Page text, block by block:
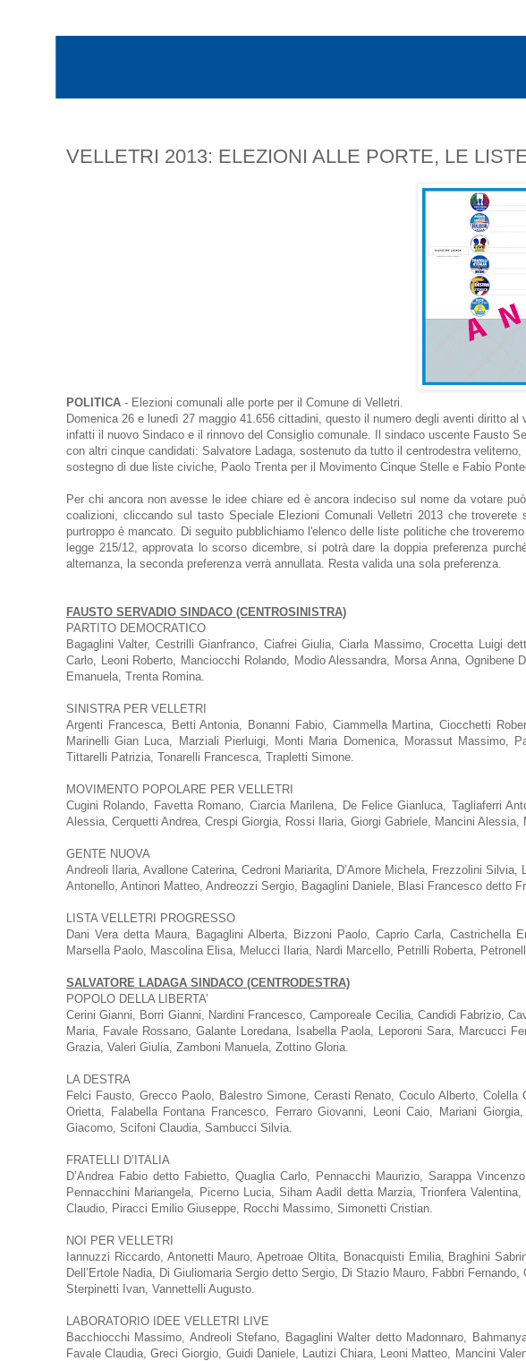
VELLETRI 2013: ELEZIONI ALLE PORTE, LE
POLITICA - Elezioni comunali alle porte per il Comune di Velletri.
Domenica 26 e lunedì 27 maggio 41.656 cittadini, questo il numero degli aventi diritto
infatti il nuovo Sindaco e il rinnovo del Consiglio comunale. Il sindaco uscente Fausto
con altri cinque candidati: Salvatore Ladaga, sostenuto da tutto il centrodestra
sostegno di due liste civiche, Paolo Trenta per il Movimento Cinque Stelle e Fabio
Per chi ancora non avesse le idee chiare ed è ancora indeciso sul nome da votare
coalizioni, cliccando sul tasto Speciale Elezioni Comunali Velletri 2013 che
purtroppo è mancato. Di seguito pubblichiamo l'elenco delle liste politiche che
legge 215/12, approvata lo scorso dicembre, si potrà dare la doppia preferenza
alternanza, la seconda preferenza verrà annullata. Resta valida una sola preferenza.
FAUSTO SERVADIO SINDACO (CENTROSINISTRA)
PARTITO DEMOCRATICO
Bagaglini Valter, Cestrilli Gianfranco, Ciafrei Giulia, Ciarla Massimo, Crocetta Luigi
Carlo, Leoni Roberto, Manciocchi Rolando, Modio Alessandra, Morsa Anna,
Emanuela, Trenta Romina.
SINISTRA PER VELLETRI
Argenti Francesca, Betti Antonia, Bonanni Fabio, Ciammella Martina, Ciocchetti
Marinelli Gian Luca, Marziali Pierluigi, Monti Maria Domenica, Morassut Massimo,
Tittarelli Patrizia, Tonarelli Francesca, Trapletti Simone.
MOVIMENTO POPOLARE PER VELLETRI
Cugini Rolando, Favetta Romano, Ciarcia Marilena, De Felice Gianluca, Tagliaferri
Alessia, Cerquetti Andrea, Crespi Giorgia, Rossi Ilaria, Giorgi Gabriele, Mancini Alessia,
GENTE NUOVA
Andreoli Ilaria, Avallone Caterina, Cedroni Mariarita, D’Amore Michela, Frezzolini
Antonello, Antinori Matteo, Andreozzi Sergio, Bagaglini Daniele, Blasi Francesco detto
LISTA VELLETRI PROGRESSO
Dani Vera detta Maura, Bagaglini Alberta, Bizzoni Paolo, Caprio Carla, Castrichella
Marsella Paolo, Mascolina Elisa, Melucci Ilaria, Nardi Marcello, Petrilli Roberta,
SALVATORE LADAGA SINDACO (CENTRODESTRA)
POPOLO DELLA LIBERTA’
Cerini Gianni, Borri Gianni, Nardini Francesco, Camporeale Cecilia, Candidi Fabrizio,
Maria, Favale Rossano, Galante Loredana, Isabella Paola, Leporoni Sara, Marcucci
Grazia, Valeri Giulia, Zamboni Manuela, Zottino Gloria.
LA DESTRA
Felci Fausto, Grecco Paolo, Balestro Simone, Cerasti Renato, Coculo Alberto,
Orietta, Falabella Fontana Francesco, Ferraro Giovanni, Leoni Caio, Mariani
Giacomo, Scifoni Claudia, Sambucci Silvia.
FRATELLI D’ITALIA
D’Andrea Fabio detto Fabietto, Quaglia Carlo, Pennacchi Maurizio, Sarappa
Pennacchini Mariangela, Picerno Lucia, Siham Aadil detta Marzia, Trionfera
Claudio, Piracci Emilio Giuseppe, Rocchi Massimo, Simonetti Cristian.
NOI PER VELLETRI
Iannuzzi Riccardo, Antonetti Mauro, Apetroae Oltita, Bonacquisti Emilia, Braghini
Dell’Ertole Nadia, Di Giuliomaria Sergio detto Sergio, Di Stazio Mauro, Fabbri
Sterpinetti Ivan, Vannettelli Augusto.
LABORATORIO IDEE VELLETRI LIVE
Bacchiocchi Massimo, Andreoli Stefano, Bagaglini Walter detto Madonnaro,
Favale Claudia, Greci Giorgio, Guidi Daniele, Lautizi Chiara, Leoni Matteo, Mancini